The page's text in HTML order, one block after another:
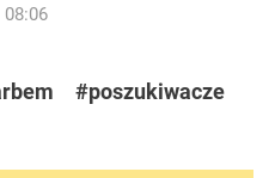
#poszukiwacze